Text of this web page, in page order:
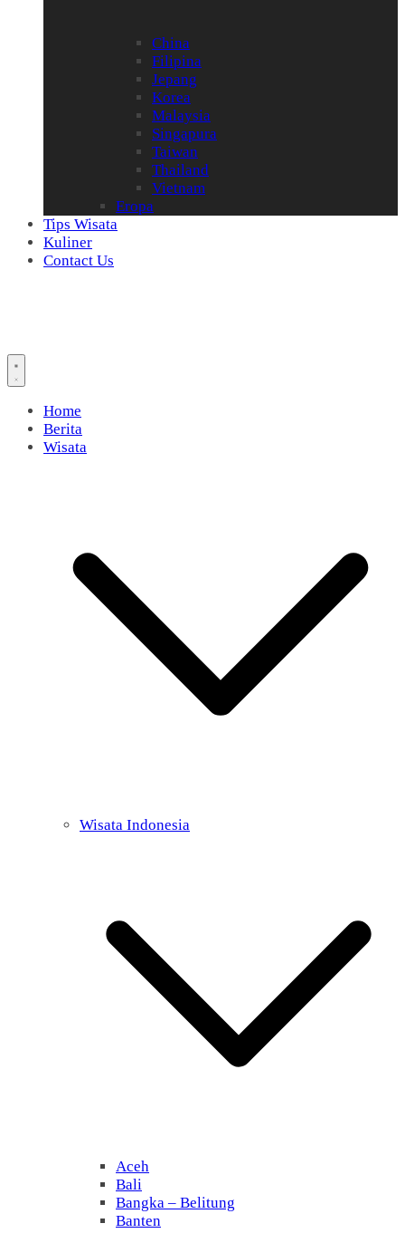
China
Filipina
Jepang
Korea
Malaysia
Singapura
Taiwan
Thailand
Vietnam
Eropa
Tips Wisata
Kuliner
Contact Us
Home
Berita
Wisata
Wisata Indonesia
Aceh
Bali
Bangka – Belitung
Banten